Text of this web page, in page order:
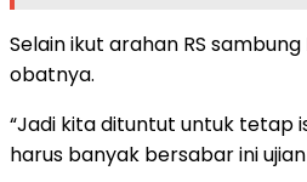
Selain ikut arahan RS
obatnya.
“Jadi kita dituntut untuk tetap
harus banyak bersabar ini